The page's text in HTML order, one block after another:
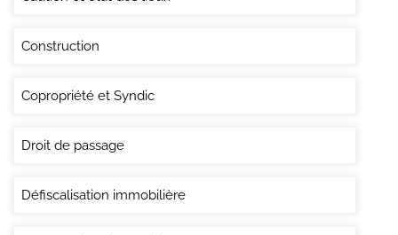
Construction
Copropriété et Syndic
Droit de passage
Défiscalisation immobilière